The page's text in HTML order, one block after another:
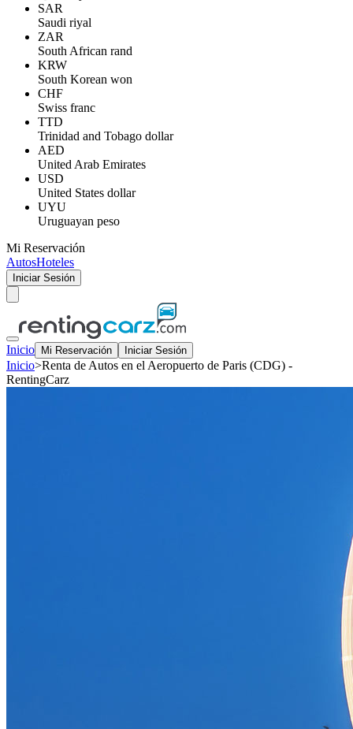
SAR
Saudi riyal
ZAR
South African rand
KRW
South Korean won
CHF
Swiss franc
TTD
Trinidad and Tobago dollar
AED
United Arab Emirates
USD
United States dollar
UYU
Uruguayan peso
Mi Reservación
AutosHoteles
Iniciar Sesión
Inicio Mi Reservación Iniciar Sesión
Inicio>Renta de Autos en el Aeropuerto de Paris (CDG) -
RentingCarz